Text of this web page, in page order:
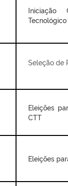
Iniciação
Tecnológico
Seleção de
Eleições
CTT
Eleições